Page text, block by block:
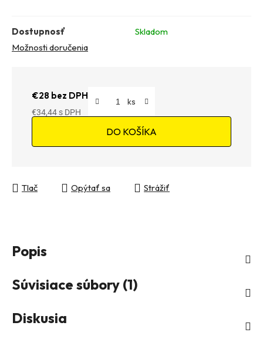
Dostupnosť
Skladom
Možnosti doručenia
€28 bez DPH
€34,44
DO KOŠÍKA
Tlač Opýtať sa Strážiť
Popis
Súvisiace súbory (1)
Diskusia